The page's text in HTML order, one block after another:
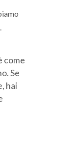
come
Se
hai